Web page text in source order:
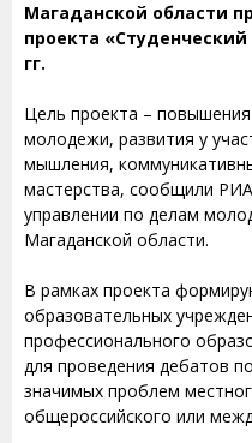
Магаданской области
проекта «Студенческий
гг.
Цель проекта –
молодежи, развития у
мышления,
мастерства, сообщили
управлении по делам
Магаданской области.
В рамках проекта
образовательных
профессионального
для проведения дебатов
значимых проблем
общероссийского или